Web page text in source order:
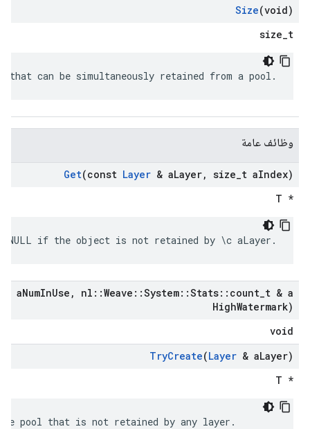
Size(void)
size_t
that can be simultaneously retained from a pool.
وظائف عامة
Get(const Layer & aLayer, size t aIndex)
T *
if the object is not retained by \c aLayer.
aNumInUse , nl ::Weave ::System::Stats:: count t & a
HighWatermark)
void
TryCreate(Layer & aLayer)
T *
that is not retained by any layer.